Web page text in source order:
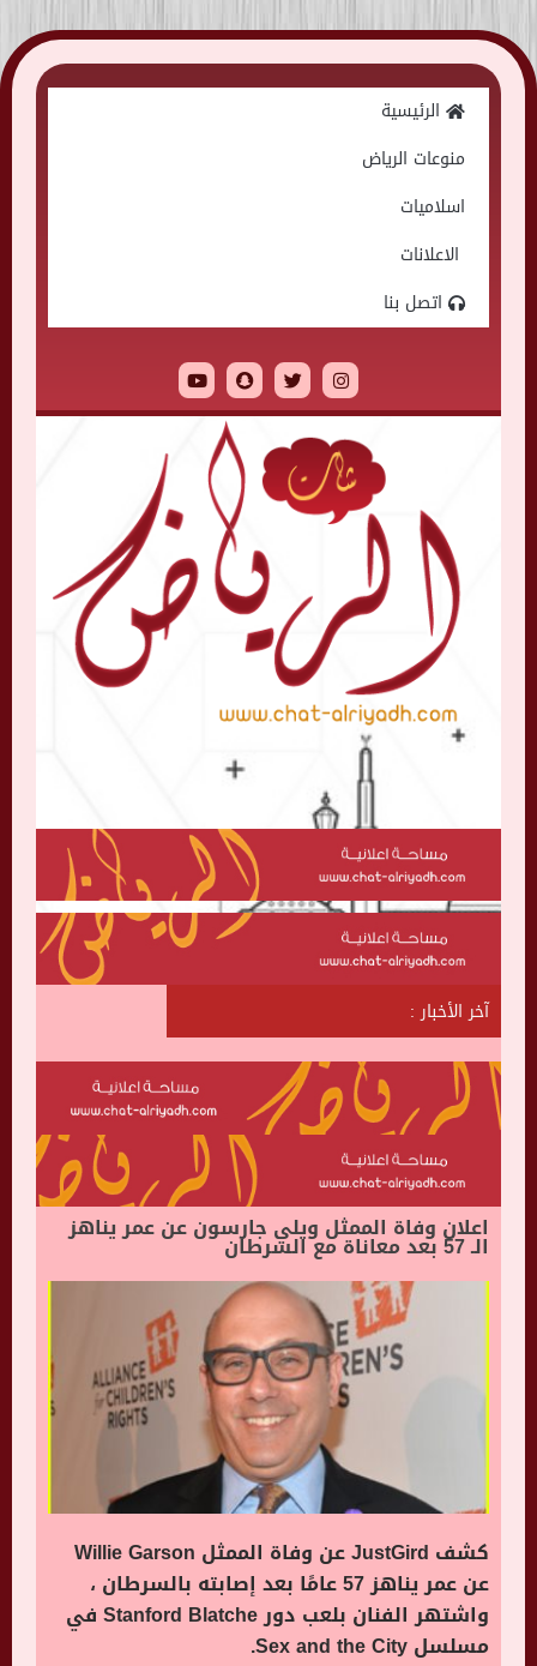
Skip
to
الرئيسية
منوعات الرياض
اسلاميات
الاعلانات
اتصل بنا
آخر الأخبار :
اعلان وفاة الممثل ويلي جارسون عن عمر يناهز
الـ 57 بعد معاناة مع السرطان
كشف JustGird عن وفاة الممثل Willie Garson
عن عمر يناهز 57 عامًا بعد إصابته بالسرطان ،
واشتهر الفنان بلعب دور Stanford Blatche في
مسلسل Sex and the City.